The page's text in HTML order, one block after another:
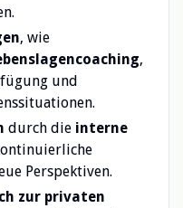
, wie
,
und
durch die interne
Perspektiven.
zur privaten